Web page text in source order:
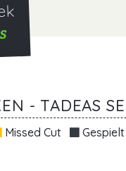
- TADEAS
Missed Cut Gespielt